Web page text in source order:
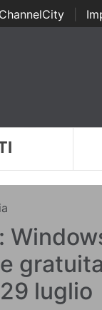
ChannelCity
luglio